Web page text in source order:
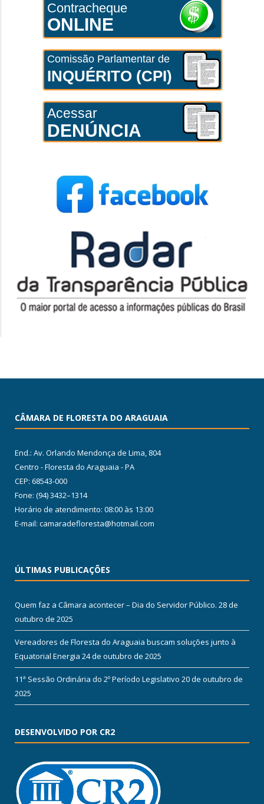
Contracheque
ONLINE
Comissão Parlamentar de
INQUÉRITO (CPI)
Acessar
DENÚNCIA
CÂMARA DE FLORESTA DO ARAGUAIA
End.: Av. Orlando Mendonça de Lima, 804
Centro - Floresta do Araguaia - PA
CEP: 68543-000
Fone: (94) 3432–1314
Horário de atendimento: 08:00 às 13:00
E-mail: camaradefloresta@hotmail.com
ÚLTIMAS PUBLICAÇÕES
Quem faz a Câmara acontecer – Dia do Servidor Público. 28 de
outubro de 2025
Vereadores de Floresta do Araguaia buscam soluções junto à
Equatorial Energia 24 de outubro de 2025
11ª Sessão Ordinária do 2º Período Legislativo 20 de outubro de
2025
DESENVOLVIDO POR CR2